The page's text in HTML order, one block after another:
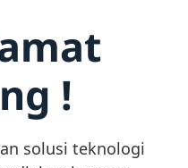
!
solusi teknologi